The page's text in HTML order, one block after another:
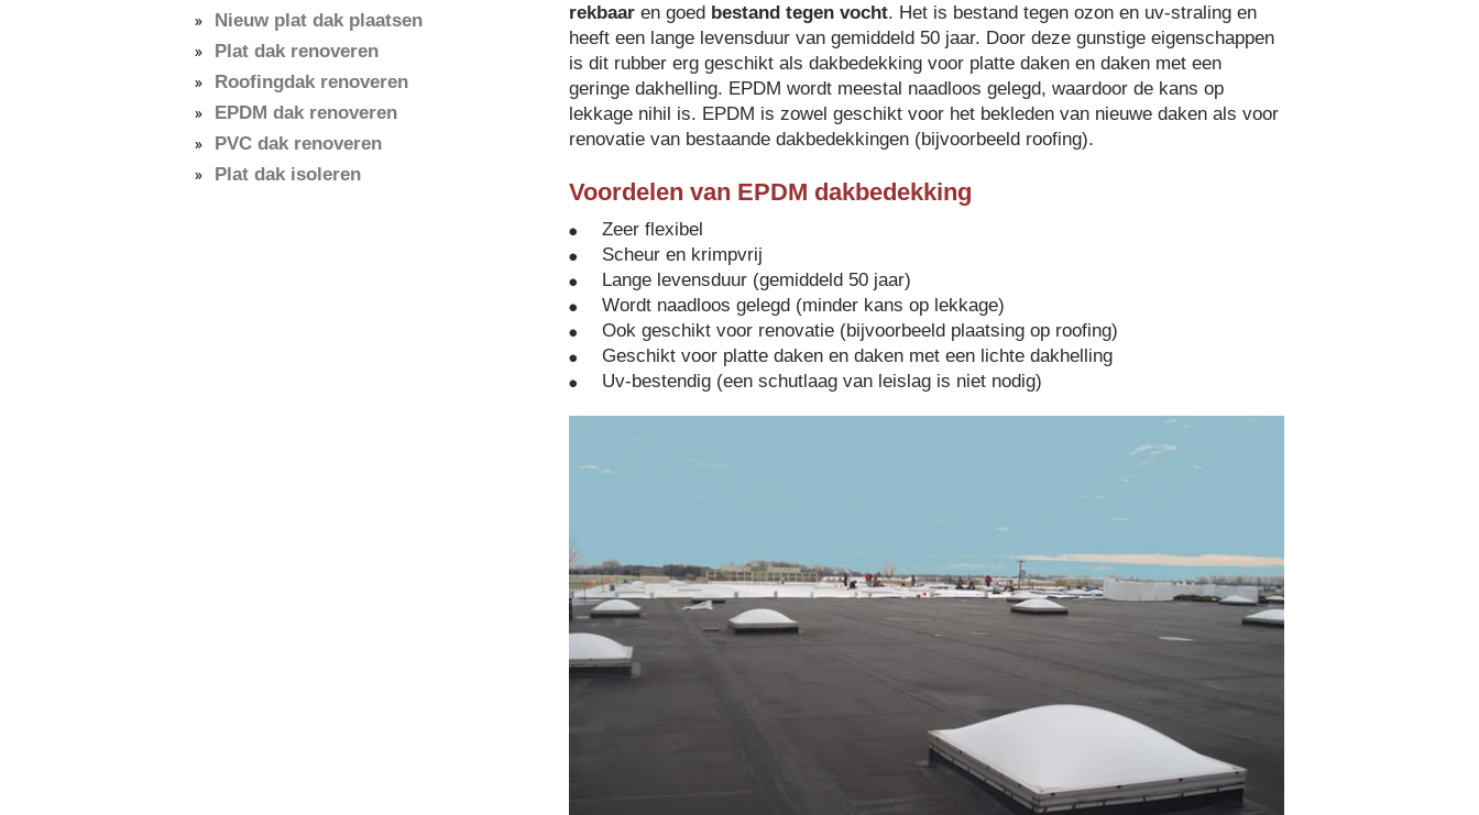
rekbaar en goed bestand tegen vocht. Het is bestand tegen ozon en uv-straling en
heeft een lange levensduur van gemiddeld 50 jaar. Door deze gunstige eigenschappen
is dit rubber erg geschikt als dakbedekking voor platte daken en daken met een
geringe dakhelling. EPDM wordt meestal naadloos gelegd, waardoor de kans op
lekkage nihil is. EPDM is zowel geschikt voor het bekleden van nieuwe daken als voor
renovatie van bestaande dakbedekkingen (bijvoorbeeld roofing).
Voordelen van EPDM dakbedekking
Zeer flexibel
Scheur en krimpvrij
Lange levensduur (gemiddeld 50 jaar)
Wordt naadloos gelegd (minder kans op lekkage)
Ook geschikt voor renovatie (bijvoorbeeld plaatsing op roofing)
Geschikt voor platte daken en daken met een lichte dakhelling
Uv-bestendig (een schutlaag van leislag is niet nodig)
Nieuw plat dak plaatsen
Plat dak renoveren
Roofingdak renoveren
EPDM dak renoveren
PVC dak renoveren
Plat dak isoleren